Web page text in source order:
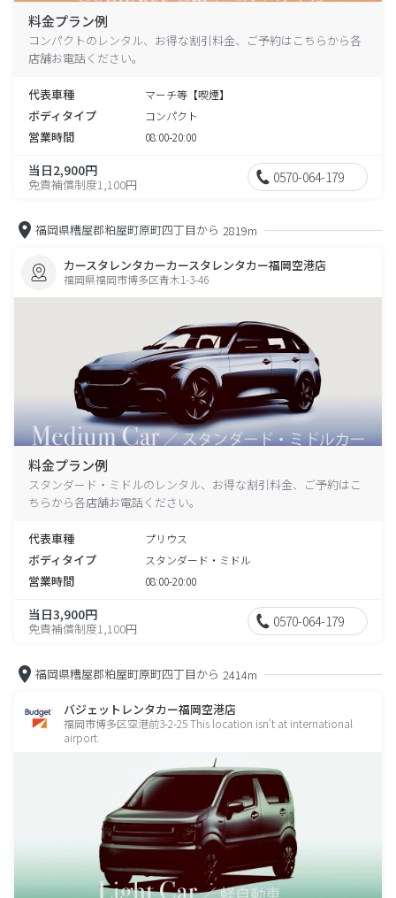
料金プラン例
コンパクトのレンタル、お得な割引料金、ご予約はこちらから各
店舗お電話ください。
代表車種 マーチ等【喫煙】
ボディタイプ コンパクト
営業時間 08:00-20:00
当日2,900円
免責補償制度1,100円 0570-064-179
福岡県糟屋郡粕屋町原町四丁目から 2819m
カースタレンタカーカースタレンタカー福岡空港店
福岡県福岡市博多区青木1-3-46
料金プラン例
スタンダード・ミドルのレンタル、お得な割引料金、ご予約はこ
ちらから各店舗お電話ください。
代表車種 プリウス
ボディタイプ スタンダード・ミドル
営業時間 08:00-20:00
当日3,900円
免責補償制度1,100円 0570-064-179
福岡県糟屋郡粕屋町原町四丁目から 2414m
バジェットレンタカー福岡空港店
福岡市博多区空港前3-2-25 This location isn't at international
airport.